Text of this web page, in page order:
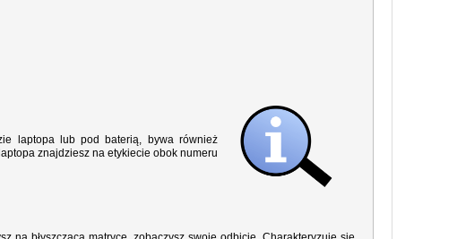
laptopa lub pod baterią, bywa również
znajdziesz na etykiecie obok numeru